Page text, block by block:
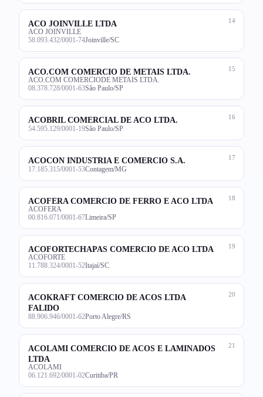
14
ACO JOINVILLE LTDA
ACO JOINVILLE
58.093.432/0001-74Joinville/SC
15
ACO.COM COMERCIO DE METAIS LTDA.
ACO.COM COMERCIODE METAIS LTDA.
08.378.728/0001-63São Paulo/SP
16
ACOBRIL COMERCIAL DE ACO LTDA.
54.595.129/0001-19São Paulo/SP
17
ACOCON INDUSTRIA E COMERCIO S.A.
17.185.315/0001-53Contagem/MG
18
ACOFERA COMERCIO DE FERRO E ACO LTDA
ACOFERA
00.816.071/0001-67Limeira/SP
19
ACOFORTECHAPAS COMERCIO DE ACO LTDA
ACOFORTE
11.788.324/0001-52Itajaí/SC
20
ACOKRAFT COMERCIO DE ACOS LTDA
FALIDO
88.906.946/0001-62Porto Alegre/RS
21
ACOLAMI COMERCIO DE ACOS E LAMINADOS
LTDA
ACOLAMI
06.121.692/0001-02Curitiba/PR